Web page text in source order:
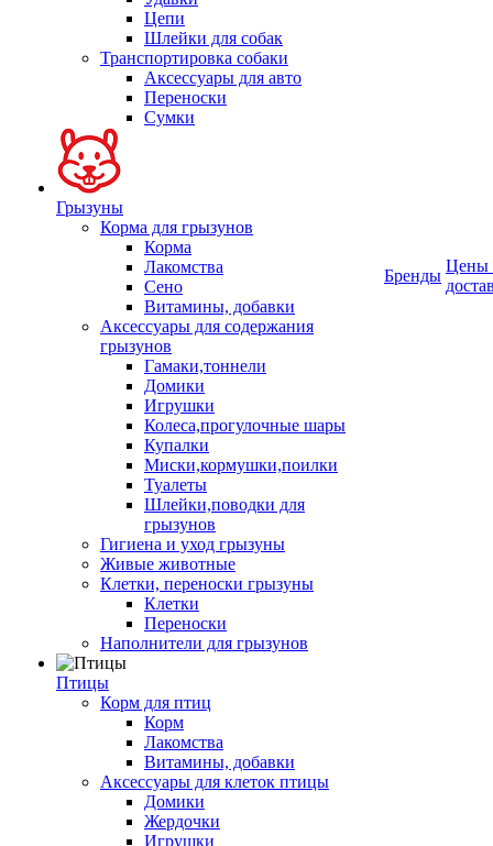
Цепи
Шлейки для собак
Транспортировка собаки
Аксессуары для авто
Переноски
Сумки
Грызуны
Корма для грызунов
Корма
Лакомства
Сено
Витамины, добавки
Аксессуары для содержания
грызунов
Гамаки,тоннели
Домики
Игрушки
Колеса,прогулочные шары
Купалки
Миски,кормушки,поилки
Туалеты
Шлейки,поводки для
грызунов
Гигиена и уход грызуны
Живые животные
Клетки, переноски грызуны
Клетки
Переноски
Наполнители для грызунов
Птицы
Корм для птиц
Корм
Лакомства
Витамины, добавки
Аксессуары для клеток птицы
Домики
Жердочки
Игрушки
Бренды
Цены